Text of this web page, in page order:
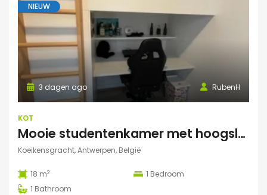
NIEUW
RubenH
3 dagen ago
KOT
Mooie studentenkamer met hoogslaper en grote gemeenschappelijke ruimte/terras in Campus Eilandje
Koeikensgracht, Antwerpen, België
18 m2 1 Bedroom
1 Bathroom